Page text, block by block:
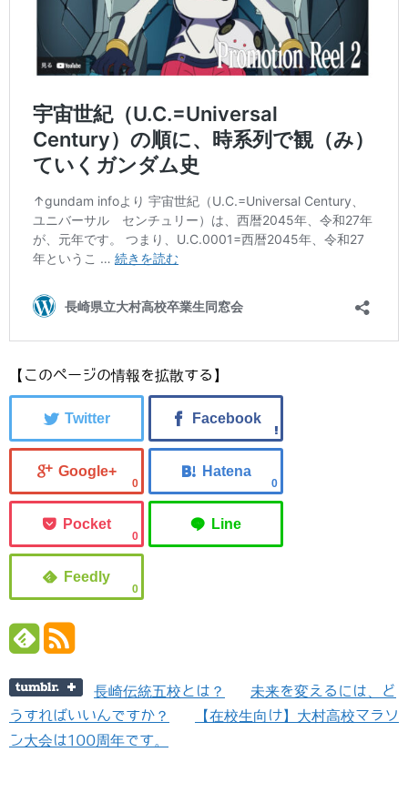
【このページの情報を拡散する】
0 0
0
0
長崎伝統五校とは？
未来を変えるには、ど
うすればいいんですか？
【在校生向け】大村高校マラソ
ン大会は100周年です。